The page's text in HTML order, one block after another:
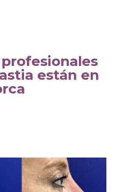
están en